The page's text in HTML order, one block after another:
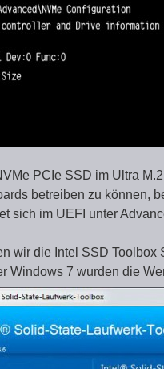
PCIe SSD im Ultra
betreiben zu können,
sich im UEFI unter
wir die Intel SSD Toolbox
Windows 7 wurden die